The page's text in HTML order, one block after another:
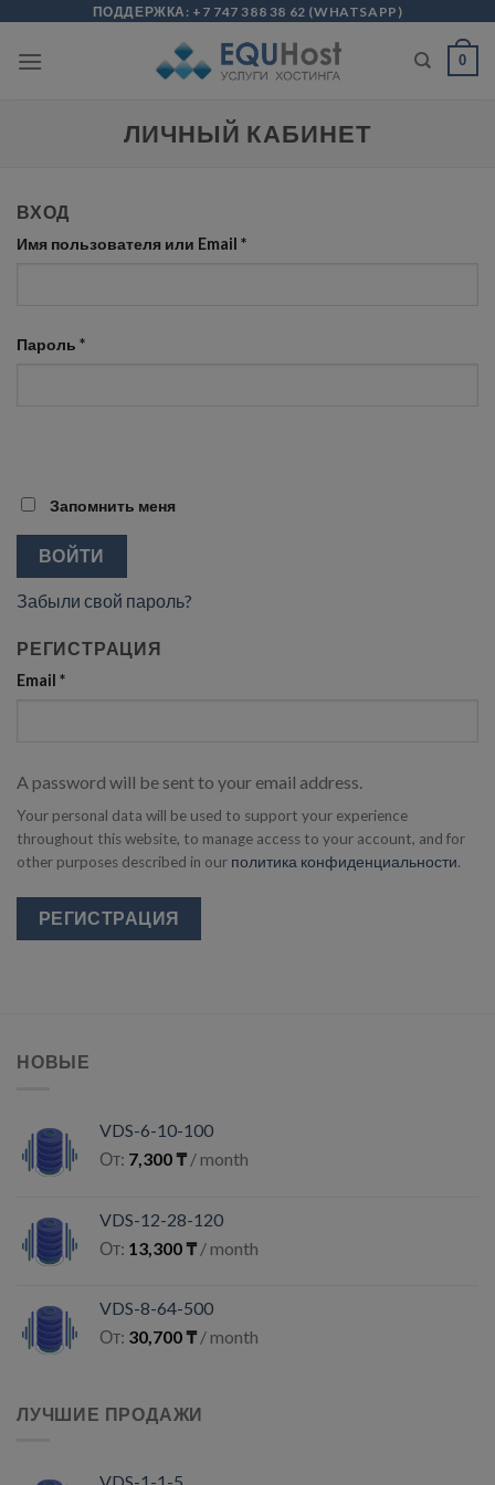
content
ПОДДЕРЖКА: +7 747 388 38 62 (WHATSAPP )
0
ЛИЧНЫЙ КАБИНЕТ
ВХОД
Имя пользователя или Email *
Пароль *
Запомнить меня
ВОЙТИ
Забыли свой пароль?
РЕГИСТРАЦИЯ
Email *
A password will be sent to your email address.
Your personal data will be used to support your experience
throughout this website, to manage access to your account, and for
other purposes described in our политика конфиденциальности.
РЕГИСТРАЦИЯ
НОВЫЕ
VDS-6-10-100
От: 7,300₸ / month
VDS-12-28-120
От: 13,300₸ / month
VDS-8-64-500
От: 30,700₸ / month
ЛУЧШИЕ ПРОДАЖИ
modal-check